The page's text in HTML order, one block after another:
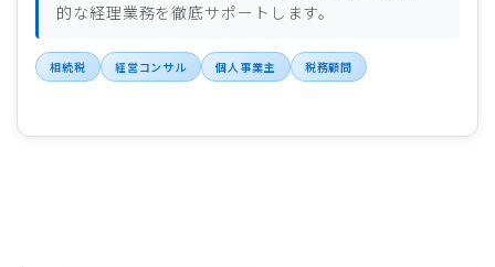
的な経理業務を徹底サポートします。
相続税 経営コンサル 個人事業主 税務顧問